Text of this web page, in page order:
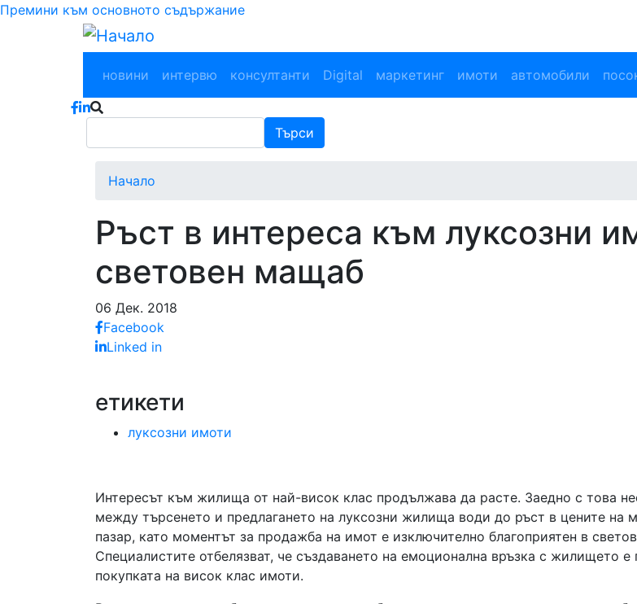
Премини към основното съдържание
Main navigation
новини интервю консултанти Digital маркетинг имоти автомобили
Търси
Начало
Ръст в интереса към луксозни
световен мащаб
06 Дек. 2018
Facebook
Linked in
етикети
луксозни имоти
Интересът към жилища от най-висок клас продължава да расте. Заедно с това
между търсенето и предлагането на луксозни жилища води до ръст в цените на
пазар, като моментът за продажба на имот е изключително благоприятен в
Специалистите отбелязват, че създаването на емоционална връзка с жилището е
покупката на висок клас имоти.